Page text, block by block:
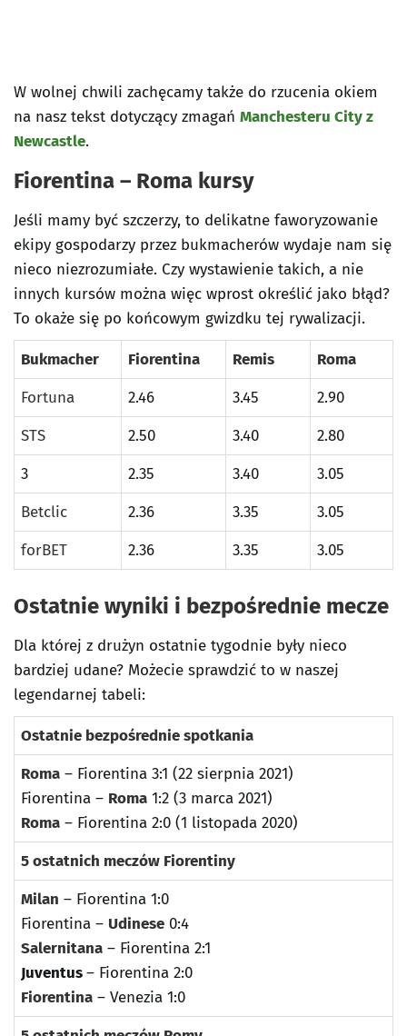
W wolnej chwili zachęcamy także do rzucenia okiem
na nasz tekst dotyczący zmagań Manchesteru City z
Newcastle.
Fiorentina – Roma kursy
Jeśli mamy być szczerzy, to delikatne faworyzowanie
ekipy gospodarzy przez bukmacherów wydaje nam się
nieco niezrozumiałe. Czy wystawienie takich, a nie
innych kursów można więc wprost określić jako błąd?
To okaże się po końcowym gwizdku tej rywalizacji.
Bukmacher Fiorentina Remis
Roma
Fortuna
2.46 3.45
2.90
STS
2.50 3.40
2.80
3
2.35 3.40
3.05
Betclic
2.36 3.35
3.05
forBET
2.36 3.35 3.05
Ostatnie wyniki i bezpośrednie mecze
Dla której z drużyn ostatnie tygodnie były nieco
bardziej udane? Możecie sprawdzić to w naszej
legendarnej tabeli:
Ostatnie bezpośrednie spotkania
Roma – Fiorentina 3:1 (22 sierpnia 2021)
Fiorentina – Roma 1:2 (3 marca 2021)
Roma – Fiorentina 2:0 (1 listopada 2020)
5 ostatnich meczów Fiorentiny
Milan – Fiorentina 1:0
Fiorentina – Udinese 0:4
Salernitana – Fiorentina 2:1
Juventus– Fiorentina 2:0
Fiorentina – Venezia 1:0